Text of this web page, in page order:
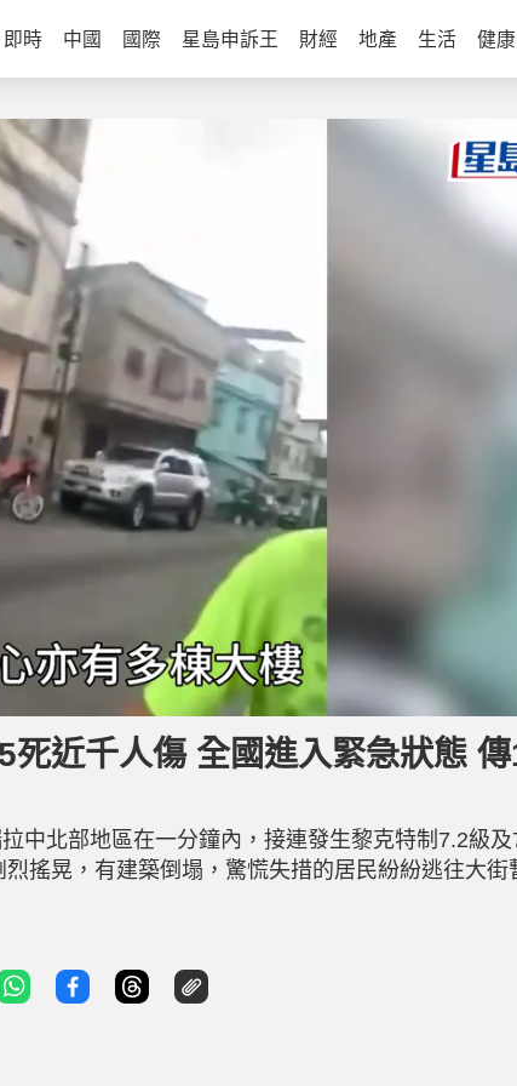
即時 中國 國際 星島申訴王 財經 地產 生活 健康
近千人傷 全國進入緊急狀態
中北部地區在一分鐘內，接連發生黎克特制7.2級及
搖晃，有建築倒塌，驚慌失措的居民紛紛逃往大街
國地質調查局初步預估，遇難人數很可能在1萬至
，已有至少164人死亡，近1000人受